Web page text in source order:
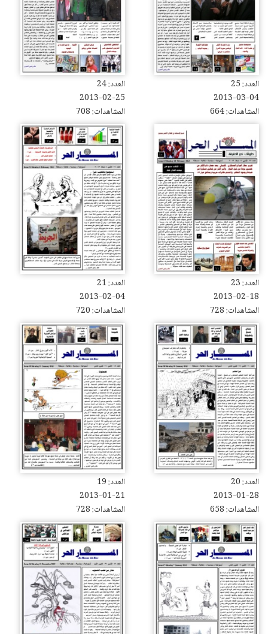
العدد: 25
2013-03-04
المشاهدات: 664
العدد: 24
2013-02-25
المشاهدات: 708
العدد: 23
2013-02-18
المشاهدات: 728
العدد: 21
2013-02-04
المشاهدات: 720
العدد: 20
2013-01-28
المشاهدات: 658
العدد: 19
2013-01-21
المشاهدات: 728